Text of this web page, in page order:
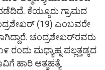
ಕೆಯ್ಯೂರು ಗ್ರಾಮದ
(19) ಎಂಬವರೇ
ಚಂದ್ರಶೇಖರ್‌ರವರು
ಮಧ್ಯಾಹ್ನ ಪಲ್ಲತ್ತಡ್ಕದ
ಹಾರಿ ಆತ್ಮಹತ್ಯೆ